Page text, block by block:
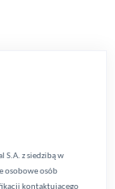
z siedzibą w
osobowe osób
kontaktującego